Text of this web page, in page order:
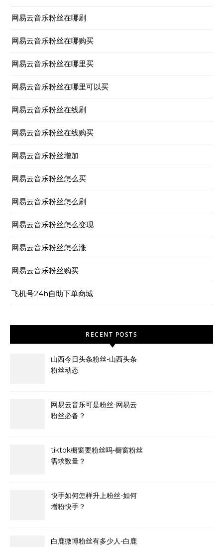
网易云音乐粉丝在哪刷
网易云音乐粉丝在哪购买
网易云音乐粉丝在哪里买
网易云音乐粉丝在哪里可以买
网易云音乐粉丝在线刷
网易云音乐粉丝在线购买
网易云音乐粉丝增加
网易云音乐粉丝怎么买
网易云音乐粉丝怎么刷
网易云音乐粉丝怎么变现
网易云音乐粉丝怎么涨
网易云音乐粉丝购买
飞机号24h自助下单商城
RECENT POSTS
山西今日头条粉丝-山西头条
粉丝动态
网易云音乐可是粉丝-网易云
粉丝必备？
tiktok橱窗要粉丝吗-橱窗粉丝
需求数量？
快手如何怎样升上粉丝-如何
增粉快手？
白鹿微博粉丝有多少人-白鹿